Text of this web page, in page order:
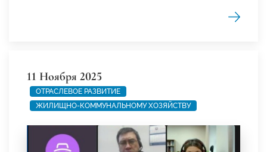
11 Ноября 2025
ОТРАСЛЕВОЕ РАЗВИТИЕ
ЖИЛИЩНО-КОММУНАЛЬНОМУ ХОЗЯЙСТВУ